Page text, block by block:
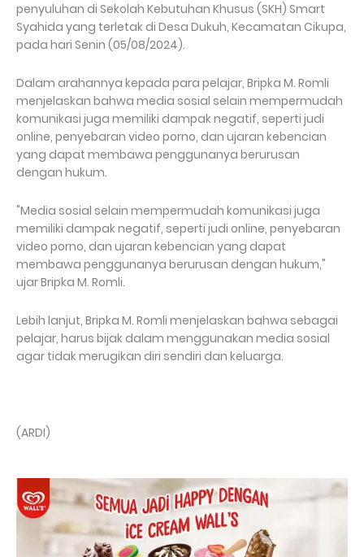
penyuluhan di Sekolah Kebutuhan Khusus (SKH) Smart
Syahida yang terletak di Desa Dukuh, Kecamatan Cikupa,
pada hari Senin (05/08/2024).
Dalam arahannya kepada para pelajar, Bripka M. Romli
menjelaskan bahwa media sosial selain mempermudah
komunikasi juga memiliki dampak negatif, seperti judi
online, penyebaran video porno, dan ujaran kebencian
yang dapat membawa penggunanya berurusan
dengan hukum.
"Media sosial selain mempermudah komunikasi juga
memiliki dampak negatif, seperti judi online, penyebaran
video porno, dan ujaran kebencian yang dapat
membawa penggunanya berurusan dengan hukum,"
ujar Bripka M. Romli.
Lebih lanjut, Bripka M. Romli menjelaskan bahwa sebagai
pelajar, harus bijak dalam menggunakan media sosial
agar tidak merugikan diri sendiri dan keluarga.
(ARDI)